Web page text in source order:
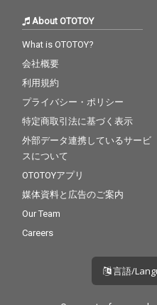
About OTOTOY
What is OTOTOY?
会社概要
利用規約
プライバシー・ポリシー
特定商取引法に基づく表示
外部データ連携しているサービ
スについて
OTOTOYアプリ
媒体資料と広告のご案内
Our Team
Careers
言語/